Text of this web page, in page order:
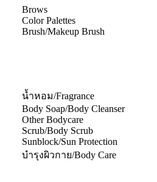
Brows
Color Palettes
Brush/Makeup Brush
น้ำหอม/Fragrance
Body Soap/Body Cleanser
Other Bodycare
Scrub/Body Scrub
Sunblock/Sun Protection
บำรุงผิวกาย/Body Care